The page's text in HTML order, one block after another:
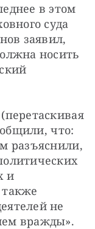
в этом
суда
заявил,
носить
что:
разъяснили,
и
не
вражды».